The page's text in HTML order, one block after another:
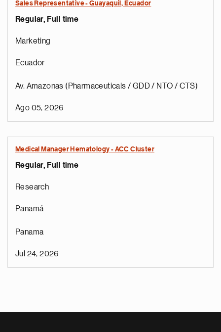
Sales Representative - Guayaquil, Ecuador
Regular, Full time
Marketing
Ecuador
Av. Amazonas (Pharmaceuticals / GDD / NTO / CTS)
Ago 05, 2026
Medical Manager Hematology - ACC Cluster
Regular, Full time
Research
Panamá
Panama
Jul 24, 2026